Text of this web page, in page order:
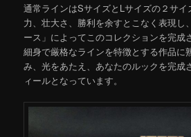
通常ラインはSサイズとLサイズの２サ
力、壮大さ、勝利を余すとこなく表現し
ース」によってこのコレクションを完成
細身で厳格なラインを特徴とする作品に
み、光をあたえ、あなたのルックを完成
ィールとなっています。